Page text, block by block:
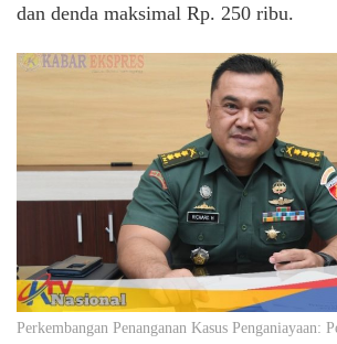
dan denda maksimal Rp. 250 ribu.
Perkembangan Penanganan Kasus Penganiayaan: